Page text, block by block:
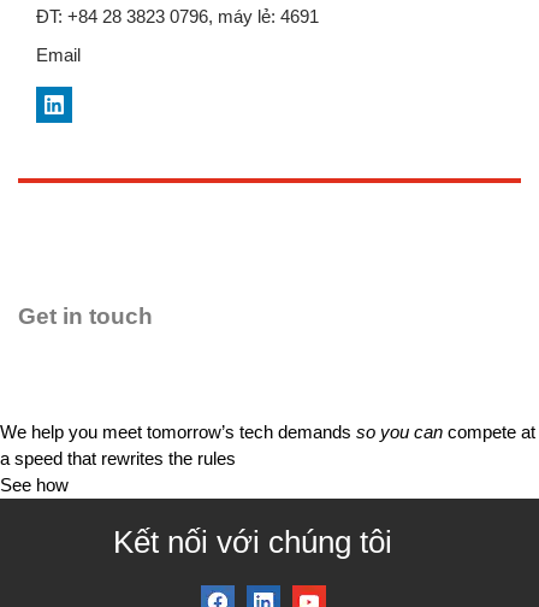
ĐT: +84 28 3823 0796, máy lẻ: 4691
Email
LinkedIn
Get in touch
We help you meet tomorrow’s tech demands so you can compete at
a speed that rewrites the rules
See how
Kết nối với chúng tôi